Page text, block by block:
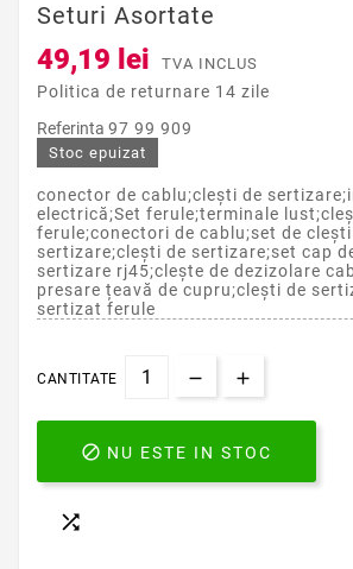
Seturi Asortate
49,19 lei TVA INCLUS
Politica de returnare 14 zile
Referinta 97 99 909
Stoc epuizat
conector de cablu;clești de
electrică;Set ferule;terminale
ferule;conectori de cablu;set de clești
sertizare;clești de sertizare;set cap
sertizare rj45;clește de dezizolare
presare țeavă de cupru;clești de
sertizat ferule
CANTITATE
 NU ESTE IN STOC
